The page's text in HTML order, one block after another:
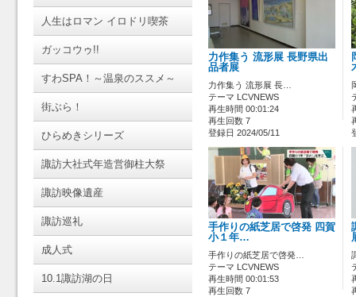
人生はロマン イロドリ喫茶
ガッコウゥ!!
すわSPA！～温泉のススメ～
街ぶら！
ひらめきシリーズ
諏訪大社式年造営御柱大祭
諏訪映像遺産
諏訪巡礼
成人式
10.1諏訪湖の日
力作集う 流形展 長野県出
品者展
力作集う 流形展 長…
テーマ LCVNEWS
再生時間 00:01:24
再生回数 7
登録日 2024/05/11
手作りの紙芝居で啓発 四賀
小１年…
手作りの紙芝居で啓発…
テーマ LCVNEWS
再生時間 00:01:53
再生回数 7